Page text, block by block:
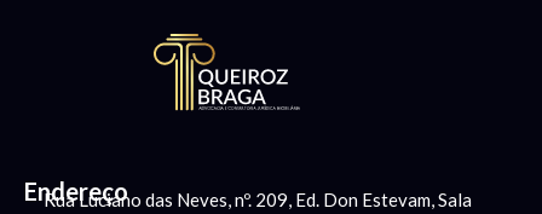
Endereço
Rua Luciano das Neves, nº. 209, Ed. Don Estevam, Sala